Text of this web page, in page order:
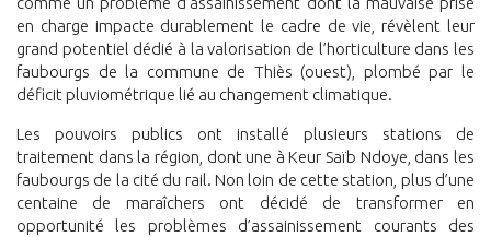
en charge impacte durablement le cadre de vie, révèlent leur
grand potentiel dédié à la valorisation de l’horticulture dans les
faubourgs de la commune de Thiès (ouest), plombé par le
déficit pluviométrique lié au changement climatique.
Les pouvoirs publics ont installé plusieurs stations de
traitement dans la région, dont une à Keur Saïb Ndoye, dans les
faubourgs de la cité du rail. Non loin de cette station, plus d’une
centaine de maraîchers ont décidé de transformer en
opportunité les problèmes d’assainissement courants des